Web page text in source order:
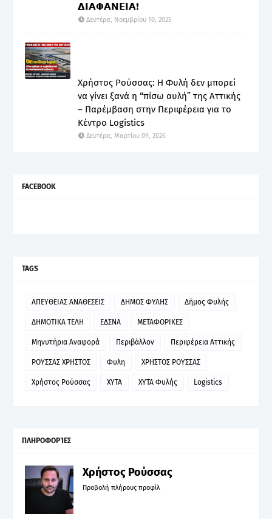
𝝙𝝞𝝖𝝫𝝖𝝢𝝚𝝞𝝖❗
Δευτέρα, Νοεμβρίου 10, 2025
Χρήστος Ρούσσας: Η Φυλή δεν μπορεί
να γίνει ξανά η “πίσω αυλή” της Αττικής
– Παρέμβαση στην Περιφέρεια για το
Κέντρο Logistics
Δευτέρα, Μαρτίου 09, 2026
FACEBOOK
TAGS
ΑΠΕΥΘΕΙΑΣ ΑΝΑΘΕΣΕΙΣ ΔΗΜΟΣ ΦΥΛΗΣ Δήμος Φυλής
ΔΗΜΟΤΙΚΑ ΤΕΛΗ ΕΔΣΝΑ ΜΕΤΑΦΟΡΙΚΕΣ
Μηνυτήρια Αναφορά Περιβάλλον Περιφέρεια Αττικής
ΡΟΥΣΣΑΣ ΧΡΗΣΤΟΣ Φυλη ΧΡΗΣΤΟΣ ΡΟΥΣΣΑΣ
Χρήστος Ρούσσας ΧΥΤΑ ΧΥΤΑ Φυλής Logistics
ΠΛΗΡΟΦΟΡΊΕΣ
Χρήστος Ρούσσας
Προβολή πλήρους προφίλ